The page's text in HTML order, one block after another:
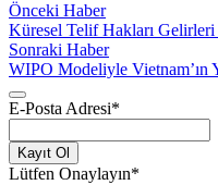
Önceki Haber
Küresel Telif Hakları
Sonraki Haber
WIPO Modeliyle Vietnam’ın
E-Posta Adresi*
Kayıt Ol
Lütfen Onaylayın*